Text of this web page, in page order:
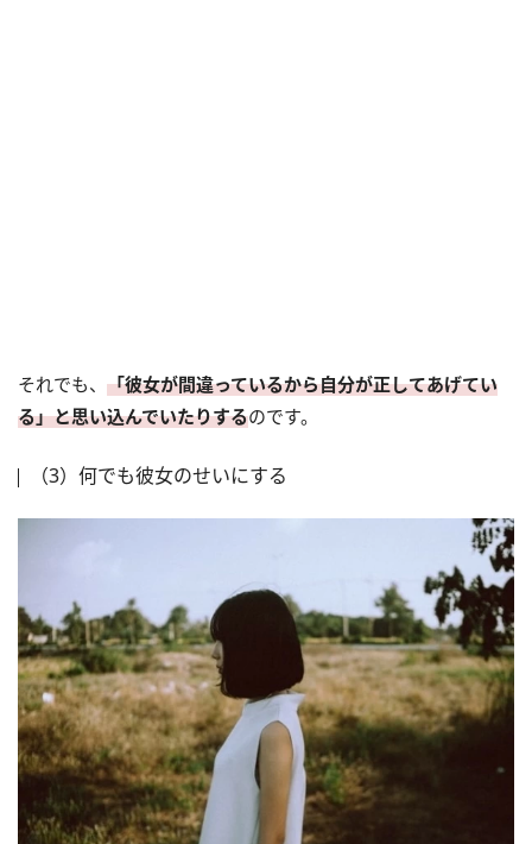
それでも、 「彼女が間違っているから自分が正してあげてい
る」と思い込んでいたりするのです。
（3）何でも彼女のせいにする